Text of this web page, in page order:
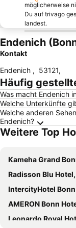
möglicherweise
Du auf trivago
landest.
Endenich
Kontakt
Endenich , 53121,
Häufig
Was macht Endenich
Welche Unterkünfte
Welche anderen
Endenich?
Weitere Top
Kameha Grand
Radisson Blu
IntercityHotel Bonn
AMERON Bonn Hotel
Leonardo Royal Hotel